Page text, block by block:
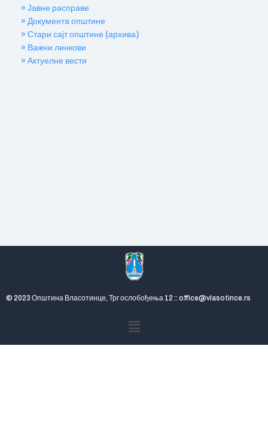
» Јавне расправе
» Документа општине
» Стари сајт општине (архива)
» Важни линкови
» Актуелне вести
© 2023 Општина Власотинце, Трг ослобођења 12 :: office@vlasotince.rs